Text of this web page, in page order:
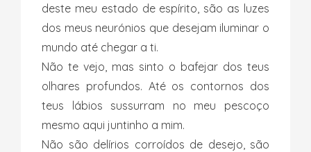
deste meu estado de espírito, são as luzes
dos meus neurónios que desejam iluminar o
mundo até chegar a ti.
Não te vejo, mas sinto o bafejar dos teus
olhares profundos. Até os contornos dos
teus lábios sussurram no meu pescoço
mesmo aqui juntinho a mim.
Não são delírios corroídos de desejo, são